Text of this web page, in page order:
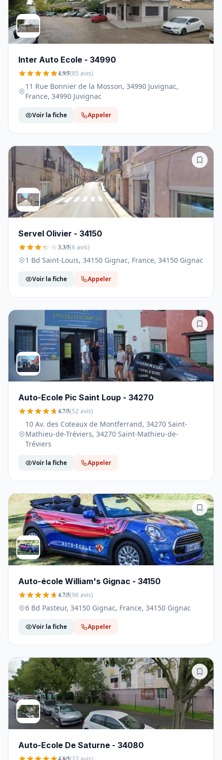
Inter Auto Ecole - 34990
4.9/5(85 avis)
11 Rue Bonnier de la Mosson, 34990 Juvignac,
France, 34990 Juvignac
Voir la fiche Appeler
Servel Olivier - 34150
3.3/5(6 avis)
1 Bd Saint-Louis, 34150 Gignac, France, 34150 Gignac
Voir la fiche Appeler
Auto-Ecole Pic Saint Loup - 34270
4.7/5(52 avis)
10 Av. des Coteaux de Montferrand, 34270 Saint-
Mathieu-de-Tréviers, 34270 Saint-Mathieu-de-
Tréviers
Voir la fiche Appeler
Auto-école William's Gignac - 34150
4.7/5(96 avis)
6 Bd Pasteur, 34150 Gignac, France, 34150 Gignac
Voir la fiche Appeler
Auto-Ecole De Saturne - 34080